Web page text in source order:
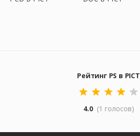
Рейтинг PS в PICT
4.0 (1 голосов)